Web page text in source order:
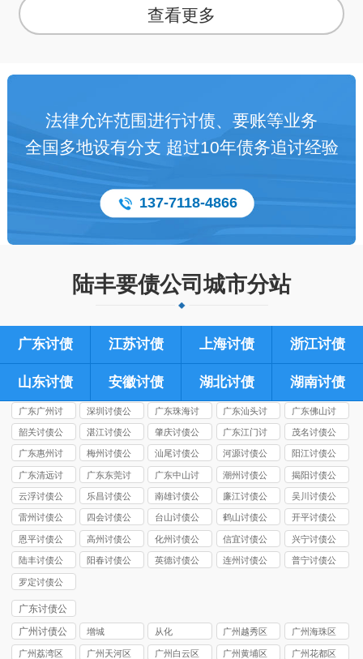
查看更多
法律允许范围进行讨债、要账等业务
全国多地设有分支 超过10年债务追讨经验
137-7118-4866
陆丰要债公司城市分站
广东讨债 江苏讨债 上海讨债 浙江讨债
山东讨债 安徽讨债 湖北讨债 湖南讨债
广东广州讨
债公司
深圳讨债公
司
广东珠海讨
债公司
广东汕头讨
债公司
广东佛山讨
债公司
韶关讨债公
司
湛江讨债公
司
肇庆讨债公
司
广东江门讨
债公司
茂名讨债公
司
广东惠州讨
债公司
梅州讨债公
司
汕尾讨债公
司
河源讨债公
司
阳江讨债公
司
广东清远讨
债公司
广东东莞讨
债公司
广东中山讨
债公司
潮州讨债公
司
揭阳讨债公
司
云浮讨债公
司
乐昌讨债公
司
南雄讨债公
司
廉江讨债公
司
吴川讨债公
司
雷州讨债公
司
四会讨债公
司
台山讨债公
司
鹤山讨债公
司
开平讨债公
司
恩平讨债公
司
高州讨债公
司
化州讨债公
司
信宜讨债公
司
兴宁讨债公
司
陆丰讨债公
司
阳春讨债公
英德讨债公
连州讨债公
普宁讨债公
罗定讨债公
司
广东讨债公
司
广州讨债公
司
增城 从化
广州越秀区
讨债公司
广州海珠区
讨债公司
广州荔湾区
广州天河区
广州白云区
广州黄埔区
广州花都区